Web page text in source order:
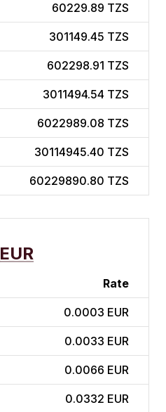
60229.89 TZS
301149.45 TZS
602298.91 TZS
3011494.54 TZS
6022989.08 TZS
30114945.40 TZS
60229890.80 TZS
EUR
Rate
0.0003 EUR
0.0033 EUR
0.0066 EUR
0.0332 EUR